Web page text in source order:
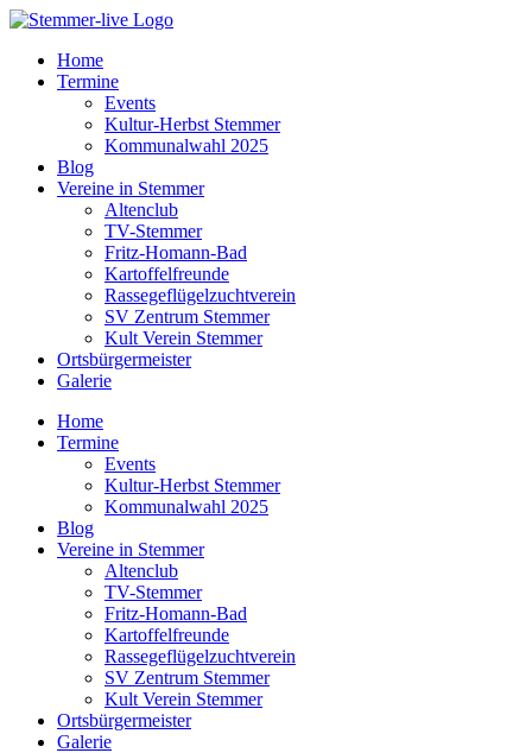
Home
Termine
Events
Kultur-Herbst Stemmer
Kommunalwahl 2025
Blog
Vereine in Stemmer
Altenclub
TV-Stemmer
Fritz-Homann-Bad
Kartoffelfreunde
Rassegeflügelzuchtverein
SV Zentrum Stemmer
Kult Verein Stemmer
Ortsbürgermeister
Galerie
Home
Termine
Events
Kultur-Herbst Stemmer
Kommunalwahl 2025
Blog
Vereine in Stemmer
Altenclub
TV-Stemmer
Fritz-Homann-Bad
Kartoffelfreunde
Rassegeflügelzuchtverein
SV Zentrum Stemmer
Kult Verein Stemmer
Ortsbürgermeister
Galerie